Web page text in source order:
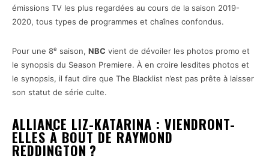
émissions TV les plus regardées au cours de la saison 2019-
2020, tous types de programmes et chaînes confondus.
Pour une 8e saison, NBC vient de dévoiler les photos promo et
le synopsis du Season Premiere. À en croire lesdites photos et
le synopsis, il faut dire que The Blacklist n’est pas prête à laisser
son statut de série culte.
ALLIANCE LIZ-KATARINA : VIENDRONT-
ELLES À BOUT DE RAYMOND
REDDINGTON ?